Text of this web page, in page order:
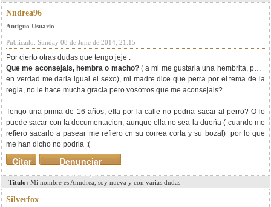
Nndrea96
Antiguo Usuario
Publicado: Sunday 08 de June de 2014, 21:15
Por cierto otras dudas que tengo jeje :
Que me aconsejais, hembra o macho?( a mi me gustaria una hembrita, pero
en verdad me daria igual el sexo), mi madre dice que perra por el tema de la
regla, no le hace mucha gracia pero vosotros que me aconsejais?
Tengo una prima de 16 años, ella por la calle no podria sacar al perro? O lo
puede sacar con la documentacion, aunque ella no sea la dueña ( cuando me
refiero sacarlo a pasear me refiero cn su correa corta y su bozal) por lo que
me han dicho no podria :(
Denunciar
mensaje
Citar
Titulo: Mi nombre es Anndrea, soy nueva y con varias dudas
Silverfox